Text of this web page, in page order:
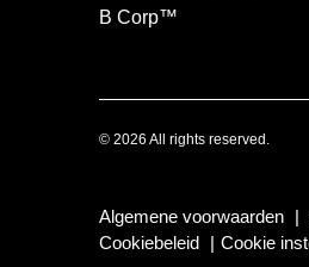
B Corp™
© 2026 All rights reserved.
Algemene voorwaarden
Cookiebeleid
Cookie